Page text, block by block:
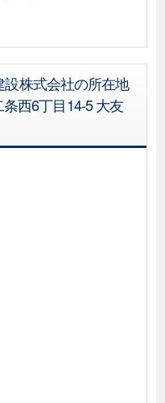
株式会社の所在地
条西6丁目14-5 大友